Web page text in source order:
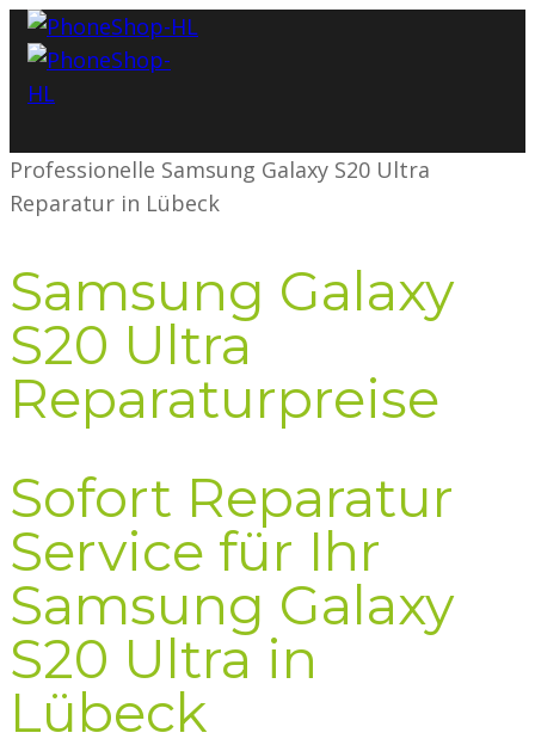
Professionelle Samsung Galaxy S20 Ultra
Reparatur in Lübeck
Samsung Galaxy
S20 Ultra
Reparaturpreise
Sofort Reparatur
Service für Ihr
Samsung Galaxy
S20 Ultra in
Lübeck